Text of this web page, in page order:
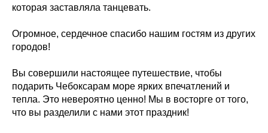
которая заставляла танцевать.
Огромное, сердечное спасибо нашим гостям из других
городов!
Вы совершили настоящее путешествие, чтобы
подарить Чебоксарам море ярких впечатлений и
тепла. Это невероятно ценно! Мы в восторге от того,
что вы разделили с нами этот праздник!